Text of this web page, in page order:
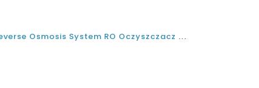
Best 4 Stage Przenośny blat Reverse Osmosis System RO Oczyszczacz Water Dispensator Factory 2022